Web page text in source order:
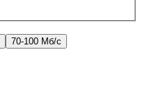
70-100 Мб/с